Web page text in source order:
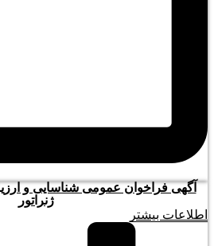
آگهی فراخوان عمومی شناسایی و
ژنراتور
اطلاعات بیشتر